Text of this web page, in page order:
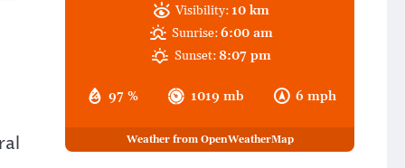
97 % 1019 mb 6 mph
Visibility: 10 km
Sunrise:6:00 am
Sunset:8:07 pm
Weather from OpenWeatherMap